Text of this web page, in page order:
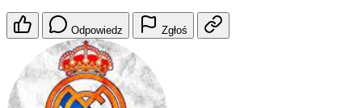
Odpowiedz Zgłoś